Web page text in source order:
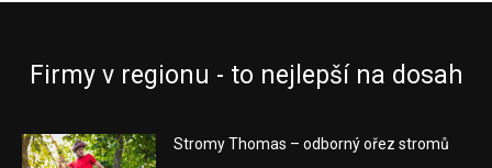
Firmy v regionu - to nejlepší na dosah
Stromy Thomas – odborný ořez stromů